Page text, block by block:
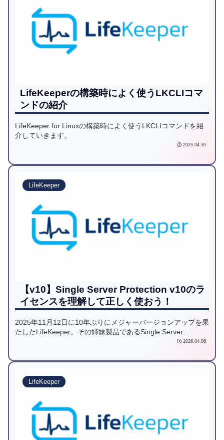
LifeKeeperの構築時によく使うLKCLIコマ
ンドの紹介
LifeKeeper for Linuxの構築時によく使うLKCLIコマンドを紹
介していきます。
2026.04.30
LifeKeeper
【v10】Single Server Protection v10のラ
イセンスを理解して正しく使おう！
2025年11月12日に10年ぶりにメジャーバージョンアップを果
たしたLifeKeeper。その姉妹製品であるSingle Server
Protectionのライセンス体系の変更点について解説します2026.04.06
LifeKeeper